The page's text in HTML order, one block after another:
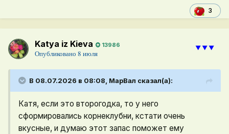
3
Katya iz Kieva 13986
Опубликовано 8 июля
⯆⯆⯆
В 08.07.2026 в 08:08, МарВал сказал(а):
Катя, если это второгодка, то у него
сформировались корнеклубни, кстати очень
вкусные, и думаю этот запас поможет ему